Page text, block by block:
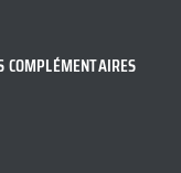
COMPLÉMENTAIRES